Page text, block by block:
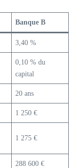
Banque B
3,40 %
0,10 % du
capital
20 ans
1 250 €
1 275 €
288 600 €